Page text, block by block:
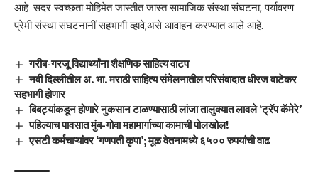
आहे. सदर स्वच्छता मोहिमेत जास्तीत जास्त सामाजिक संस्था संघटना, पर्यावरण
प्रेमी संस्था संघटनानीं सहभागी व्हावे,असे आवाहन करण्यात आले आहे.
गरीब-गरजू विद्यार्थ्यांना शैक्षणिक साहित्य वाटप
नवी दिल्लीतील अ. भा. मराठी साहित्य संमेलनातील परिसंवादात धीरज वाटेकर
सहभागी होणार
बिबट्यांकडून होणारे नुकसान टाळण्यासाठी लांजा तालुक्यात लावले ‘ट्रॅप कॅमेरे’
पहिल्याच पावसात मुंब-गोवा महामार्गाच्या कामाची पोलखोल!
एसटी कर्मचाऱ्यांवर ‘गणपती कृपा’; मूळ वेतनामध्ये ६५०० रुपयांची वाढ